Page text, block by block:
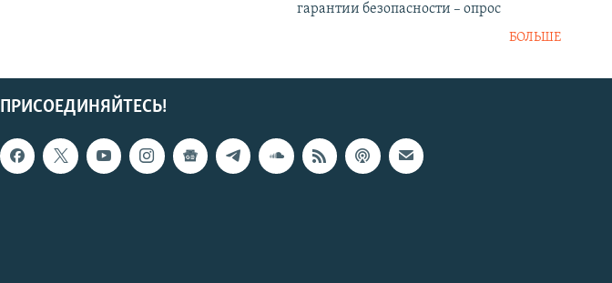
гарантии безопасности – опрос
БОЛЬШЕ
ПРИСОЕДИНЯЙТЕСЬ!